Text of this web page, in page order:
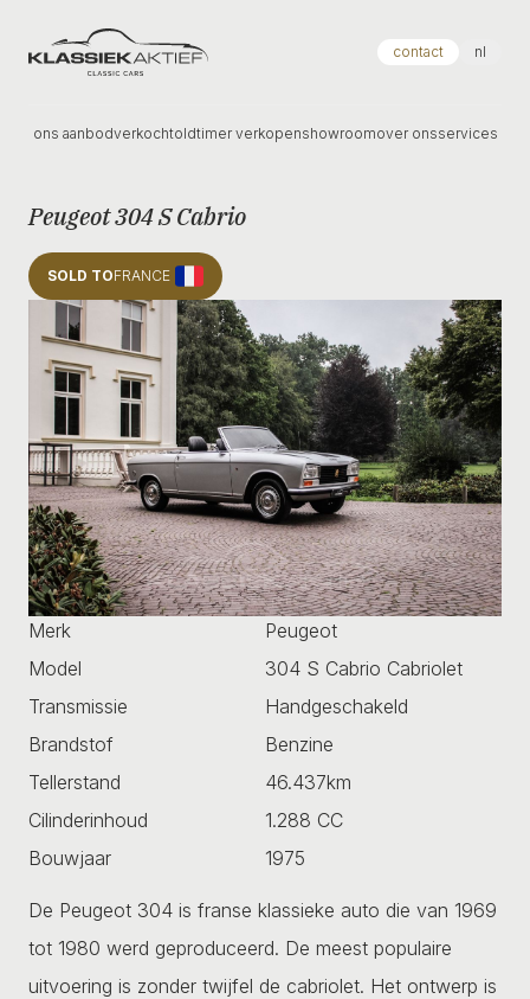
Klassiek Aktief contact nl
ons aanbodverkochtoldtimer verkopenshowroomover onsservices
Peugeot 304 S Cabrio
SOLD TOFRANCE
Merk
Peugeot
Model
304 S Cabrio Cabriolet
Transmissie
Handgeschakeld
Brandstof
Benzine
Tellerstand
46.437km
Cilinderinhoud
1.288 CC
Bouwjaar
1975
De Peugeot 304 is franse klassieke auto die van 1969
tot 1980 werd geproduceerd. De meest populaire
uitvoering is zonder twijfel de cabriolet. Het ontwerp is